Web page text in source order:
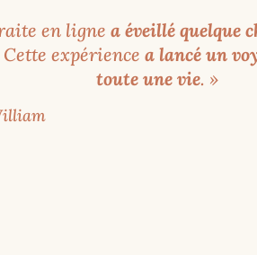
en ligne a éveillé quelque
expérience a lancé un
toute une vie. »